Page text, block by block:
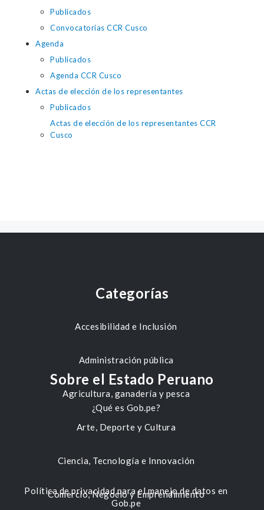
Publicados
Convocatorias CCR Cusco
Agenda
Publicados
Agenda CCR Cusco
Actas de elección de los representantes
Publicados
Actas de elección de los representantes CCR
Cusco
Categorías
Accesibilidad e Inclusión
Administración pública
Agricultura, ganadería y pesca
Arte, Deporte y Cultura
Ciencia, Tecnología e Innovación
Comercio, Negocio y Emprendimiento
Sobre el Estado Peruano
¿Qué es Gob.pe?
Política de privacidad para el manejo de datos en
Gob.pe